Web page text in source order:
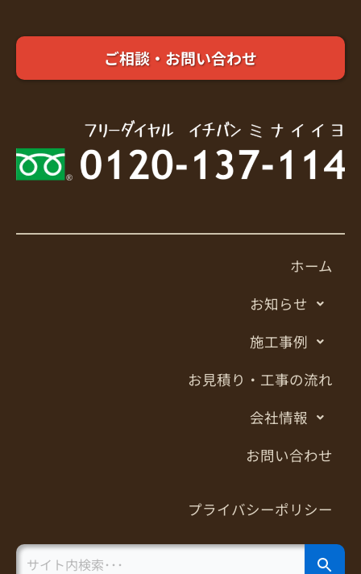
ご相談・お問い合わせ
ホーム
お知らせ
施工事例
お見積り・工事の流れ
会社情報
お問い合わせ
プライバシーポリシー
Search
for:
Search Button